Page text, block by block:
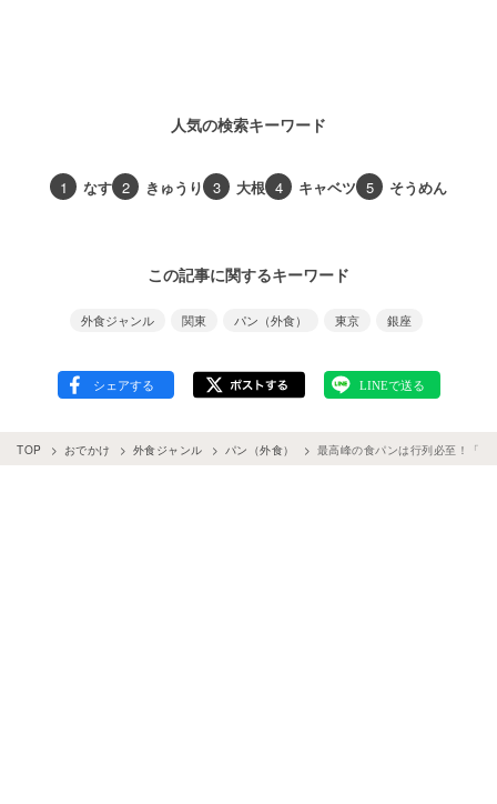
人気の検索キーワード
1 なす 2 きゅうり 3 大根 4 キャベツ 5 そうめん
この記事に関するキーワード
外食ジャンル 関東 パン（外食） 東京 銀座
TOP おでかけ 外食ジャンル パン（外食） 最高峰の食パンは行列必至！「